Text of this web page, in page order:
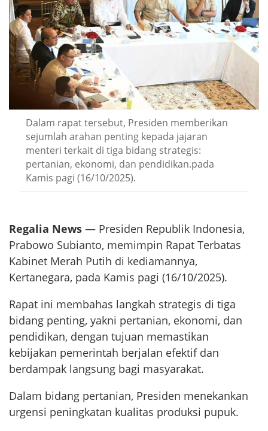
Dalam rapat tersebut, Presiden memberikan
sejumlah arahan penting kepada jajaran
menteri terkait di tiga bidang strategis:
pertanian, ekonomi, dan pendidikan.pada
Kamis pagi (16/10/2025).
Regalia News — Presiden Republik Indonesia,
Prabowo Subianto, memimpin Rapat Terbatas
Kabinet Merah Putih di kediamannya,
Kertanegara, pada Kamis pagi (16/10/2025).
Rapat ini membahas langkah strategis di tiga
bidang penting, yakni pertanian, ekonomi, dan
pendidikan, dengan tujuan memastikan
kebijakan pemerintah berjalan efektif dan
berdampak langsung bagi masyarakat.
Dalam bidang pertanian, Presiden menekankan
urgensi peningkatan kualitas produksi pupuk.